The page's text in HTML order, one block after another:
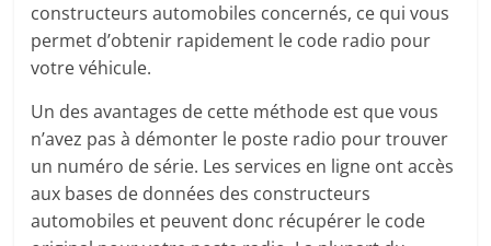
constructeurs automobiles concernés, ce qui vous
permet d’obtenir rapidement le code radio pour
votre véhicule.
Un des avantages de cette méthode est que vous
n’avez pas à démonter le poste radio pour trouver
un numéro de série. Les services en ligne ont accès
aux bases de données des constructeurs
automobiles et peuvent donc récupérer le code